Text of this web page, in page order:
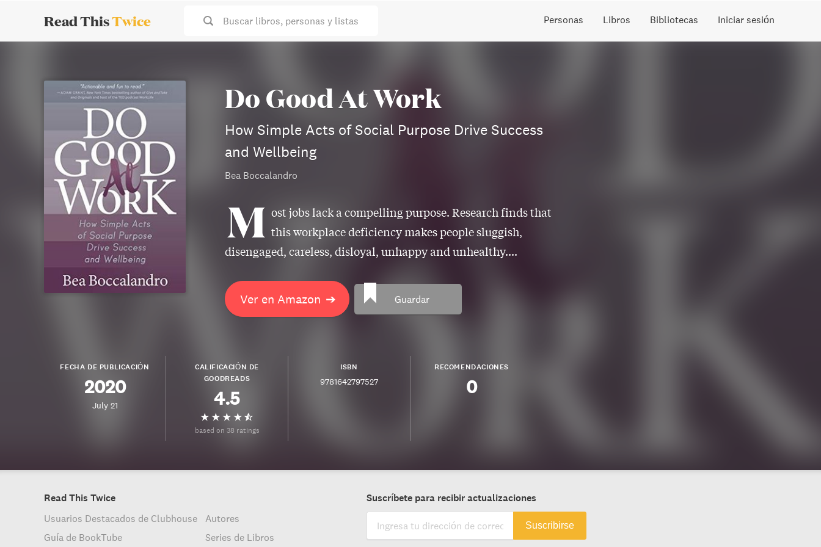
Read ThisTwice Buscar libros, personas y listas Personas Libros Bibliotecas Iniciar sesión
Do Good At Work
How Simple Acts of Social Purpose Drive Success
and Wellbeing
Bea Boccalandro
M ost jobs lack a compelling purpose. Research finds that
this workplace deficiency makes people sluggish,
disengaged, careless, disloyal, unhappy and unhealthy....
Ver en Amazon ➔ Guardar
FECHA DE PUBLICACIÓN
2020
July 21
CALIFICACIÓN DE
GOODREADS
4.5
based on 38 ratings
ISBN
9781642797527
RECOMENDACIONES
0
Read This Twice
Usuarios Destacados de Clubhouse
Guía de BookTube
Autores
Series de Libros
Suscríbete para recibir actualizaciones
Suscribirse